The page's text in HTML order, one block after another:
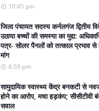
10:45 pm
जिला पंचायत सदस्य कर्नलगंज द्वितीय
उठाया बच्चों की समस्या का मुद्दा:
पत्र- सोलर पैनलों को तत्काल प्रभाव से
मांग
6:59 pm
सामुदायिक स्वास्थ्य केंद्र बनकटी से
होने का आरोप, मचा हड़कंप; सीसीटीवी
सवाल